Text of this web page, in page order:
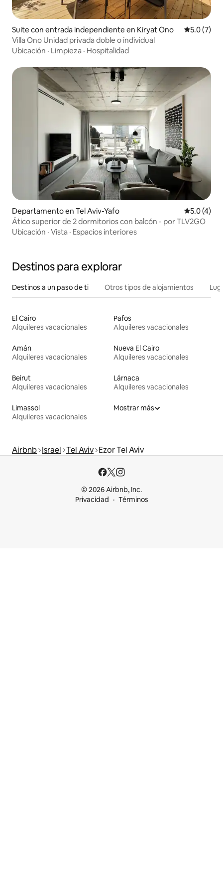
Suite con entrada independiente en Kiryat Ono
5.0 (7)
Villa Ono Unidad privada doble o individual
Ubicación · Limpieza · Hospitalidad
Departamento en Tel Aviv-Yafo
5.0 (4)
Ático superior de 2 dormitorios con balcón - por TLV2GO
Ubicación · Vista · Espacios interiores
Destinos para explorar
Destinos a un paso de ti Otros tipos de alojamientos
El Cairo
Alquileres vacacionales
Pafos
Alquileres vacacionales
Amán
Alquileres vacacionales
Nueva El Cairo
Alquileres vacacionales
Beirut
Alquileres vacacionales
Lárnaca
Alquileres vacacionales
Limassol
Alquileres vacacionales
Mostrar más
Airbnb Israel Tel Aviv Ezor Tel Aviv
© 2026 Airbnb, Inc.
Privacidad
Términos